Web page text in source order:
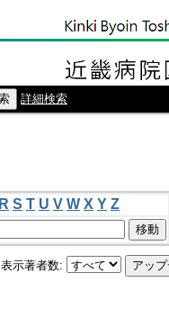
詳細検索
R S T U V W X Y Z
表示著者数: